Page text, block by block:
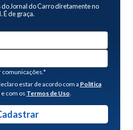
do Jornal do Carro diretamente no
É de graça.
comunicações.*
estar de acordo com a Política
e com os Termos de Uso.